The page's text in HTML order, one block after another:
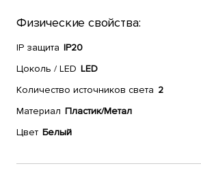
Физические свойства:
IP защита IP20
Цоколь / LED LED
Количество источников света 2
Материал Пластик/Метал
Цвет Белый